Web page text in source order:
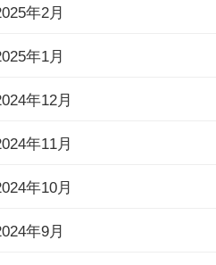
年2月
年1月
年12月
年11月
年10月
年9月